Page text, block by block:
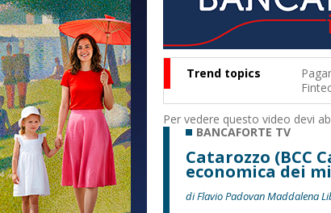
Trend topics
Per vedere questo video devi
BANCAFORTE TV
Catarozzo (BCC
economica dei
di Flavio Padovan Maddalena